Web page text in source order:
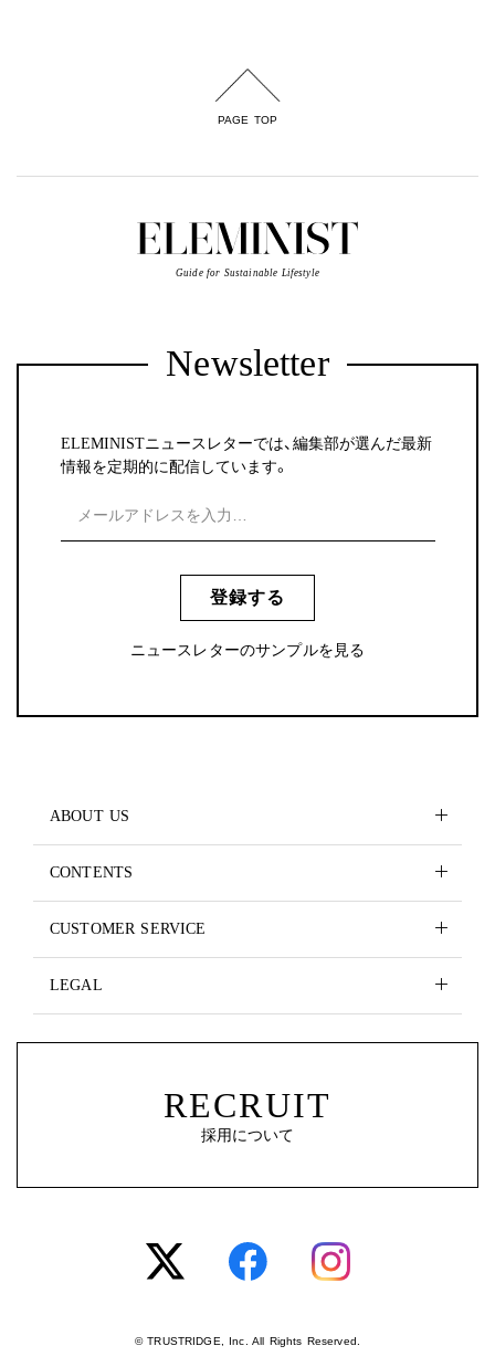
PAGE TOP
Guide for Sustainable Lifestyle
Newsletter
ELEMINISTニュースレターでは、編集部が選んだ最新
情報を定期的に配信しています。
登録する
ニュースレターのサンプルを見る
ABOUT US
CONTENTS
CUSTOMER SERVICE
LEGAL
RECRUIT
採用について
© TRUSTRIDGE, Inc. All Rights Reserved.